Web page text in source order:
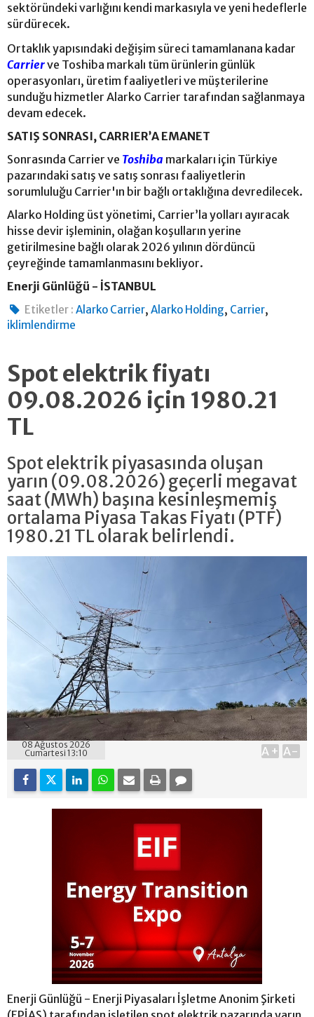
sektöründeki varlığını kendi markasıyla ve yeni hedeflerle
sürdürecek.
Ortaklık yapısındaki değişim süreci tamamlanana kadar
Carrierve Toshiba markalı tüm ürünlerin günlük
operasyonları, üretim faaliyetleri ve müşterilerine
sunduğu hizmetler Alarko Carrier tarafından sağlanmaya
devam edecek.
SATIŞ SONRASI, CARRIER’A EMANET
Sonrasında Carrier ve Toshiba markaları için Türkiye
pazarındaki satış ve satış sonrası faaliyetlerin
sorumluluğu Carrier'ın bir bağlı ortaklığına devredilecek.
Alarko Holding üst yönetimi, Carrier’la yolları ayıracak
hisse devir işleminin, olağan koşulların yerine
getirilmesine bağlı olarak 2026 yılının dördüncü
çeyreğinde tamamlanmasını bekliyor.
Enerji Günlüğü - İSTANBUL
Etiketler : Alarko Carrier,Alarko Holding, Carrier,
iklimlendirme
Spot elektrik fiyatı
09.08.2026 için 1980.21
TL
Spot elektrik piyasasında oluşan
yarın (09.08.2026) geçerli megavat
saat (MWh) başına kesinleşmemiş
ortalama Piyasa Takas Fiyatı (PTF)
1980.21 TL olarak belirlendi.
08 Ağustos 2026
Cumartesi 13:10
A+ A-
Enerji Günlüğü - Enerji Piyasaları İşletme Anonim Şirketi